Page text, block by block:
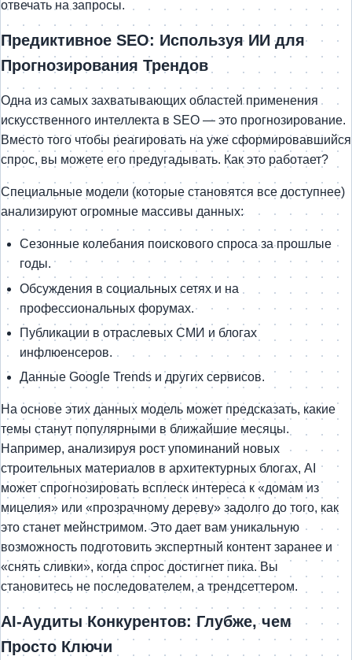
отвечать на запросы.
Предиктивное SEO: Используя ИИ для
Прогнозирования Трендов
Одна из самых захватывающих областей применения
искусственного интеллекта в SEO — это прогнозирование.
Вместо того чтобы реагировать на уже сформировавшийся
спрос, вы можете его предугадывать. Как это работает?
Специальные модели (которые становятся все доступнее)
анализируют огромные массивы данных:
Сезонные колебания поискового спроса за прошлые
годы.
Обсуждения в социальных сетях и на
профессиональных форумах.
Публикации в отраслевых СМИ и блогах
инфлюенсеров.
Данные Google Trends и других сервисов.
На основе этих данных модель может предсказать, какие
темы станут популярными в ближайшие месяцы.
Например, анализируя рост упоминаний новых
строительных материалов в архитектурных блогах, AI
может спрогнозировать всплеск интереса к «домам из
мицелия» или «прозрачному дереву» задолго до того, как
это станет мейнстримом. Это дает вам уникальную
возможность подготовить экспертный контент заранее и
«снять сливки», когда спрос достигнет пика. Вы
становитесь не последователем, а трендсеттером.
AI-Аудиты Конкурентов: Глубже, чем
Просто Ключи